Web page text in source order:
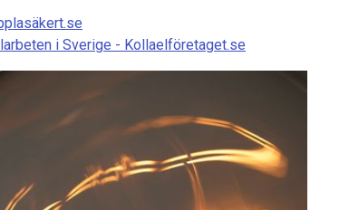
i Sverige - Kollaelföretaget.se